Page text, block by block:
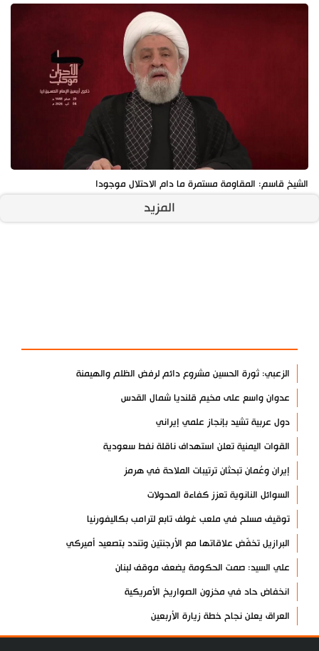
الشيخ قاسم: المقاومة مستمرة ما دام الاحتلال موجودا
المزيد
الزعبي: ثورة الحسين مشروع دائم لرفض الظلم والهيمنة
عدوان واسع على مخيم قلنديا شمال القدس
دول عربية تشيد بإنجاز علمي إيراني
القوات اليمنية تعلن استهداف ناقلة نفط سعودية
إيران وعُمان تبحثان ترتيبات الملاحة في هرمز
السوائل النانوية تعزز كفاءة المحولات
توقيف مسلح في ملعب غولف تابع لترامب بكاليفورنيا
البرازيل تخفّض علاقاتها مع الأرجنتين وتندد بتصعيد أميركي
علي السيد: صمت الحكومة يضعف موقف لبنان
انخفاض حاد في مخزون الصواريخ الأمريكية
العراق يعلن نجاح خطة زيارة الأربعين
رضائي: إيران جاهزة للدفاع عن سيادتها